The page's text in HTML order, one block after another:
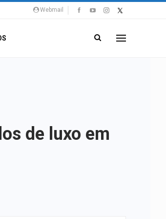
Webmail
de luxo em